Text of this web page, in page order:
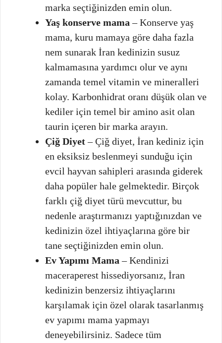
marka seçtiğinizden emin olun.
Yaş konserve mama – Konserve yaş
mama, kuru mamaya göre daha fazla
nem sunarak İran kedinizin susuz
kalmamasına yardımcı olur ve aynı
zamanda temel vitamin ve mineralleri
kolay. Karbonhidrat oranı düşük olan ve
kediler için temel bir amino asit olan
taurin içeren bir marka arayın.
Çiğ Diyet– Çiğ diyet, İran kediniz için
en eksiksiz beslenmeyi sunduğu için
evcil hayvan sahipleri arasında giderek
daha popüler hale gelmektedir. Birçok
farklı çiğ diyet türü mevcuttur, bu
nedenle araştırmanızı yaptığınızdan ve
kedinizin özel ihtiyaçlarına göre bir
tane seçtiğinizden emin olun.
Ev Yapımı Mama – Kendinizi
maceraperest hissediyorsanız, İran
kedinizin benzersiz ihtiyaçlarını
karşılamak için özel olarak tasarlanmış
ev yapımı mama yapmayı
deneyebilirsiniz. Sadece tüm